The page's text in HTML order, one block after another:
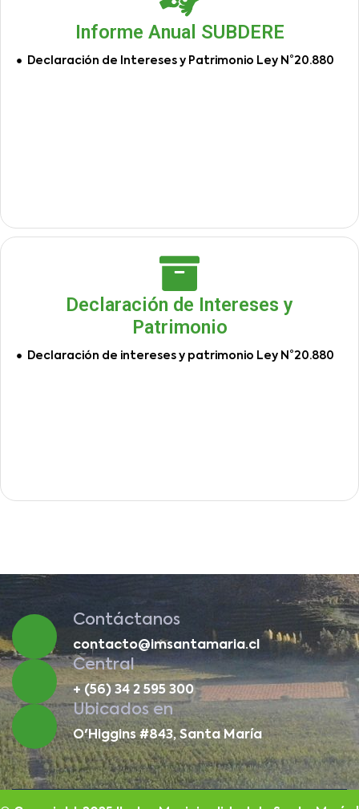
Informe Anual SUBDERE
Declaración de Intereses y Patrimonio Ley N°20.880
Declaración de Intereses y
Patrimonio
Declaración de intereses y patrimonio Ley N°20.880
Contáctanos
contacto@imsantamaria.cl
Central
+ (56) 34 2 595 300
Ubicados en
O'Higgins #843, Santa María